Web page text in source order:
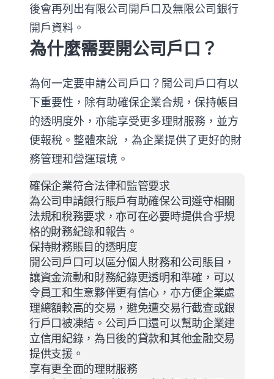
後會再列出有限公司開戶口及無限公司銀行
開戶資料。
為什麼需要開公司戶口？
為何一定要申請公司戶口？開公司戶口有以
下重要性，除有助確保企業合規，保持帳目
的透明度外，亦能享受更多理財服務，並方
便報稅。整體來說 ，為企業提供了更好的財
務管理和營運環境。
確保企業符合法律和監管要求
為公司申請銀行賬戶有助確保公司遵守相關
法規和稅務要求，亦可在必要時提供合乎規
格的財務紀錄和報告。
保持財務賬目的透明度
開公司戶口可以區分個人財務和公司賬目，
讓資金流動和財務紀錄更透明和準確，可以
令員工和生意夥伴更有信心，亦方便企業處
理總額較高的交易，避免遭交易行截查或銀
行戶口被凍結。公司戶口還可以幫助企業建
立信用紀錄，為日後的貸款和其他金融交易
提供支援。
享有更全面的理財服務